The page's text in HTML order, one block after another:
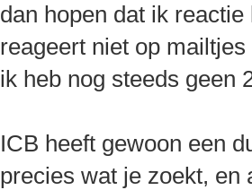
dan hopen dat ik
reageert niet op
ik heb nog steeds
ICB heeft gewoon een
precies wat je zoekt, en